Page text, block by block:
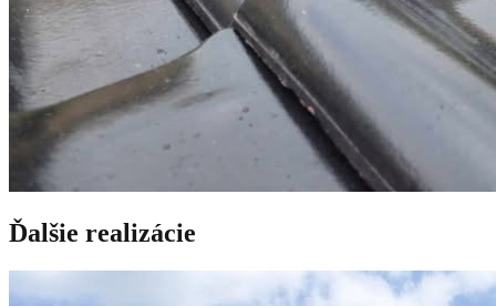
Ďalšie realizácie